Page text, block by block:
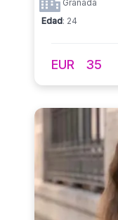
Granada
Edad: 24
EUR 35